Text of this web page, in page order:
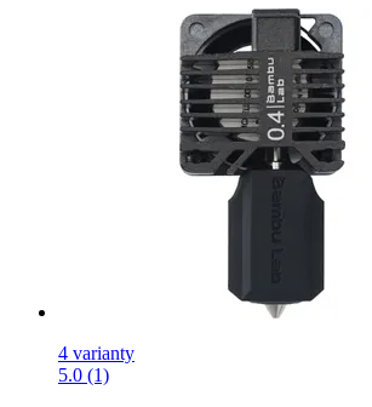
4 varianty
5.0 (1)